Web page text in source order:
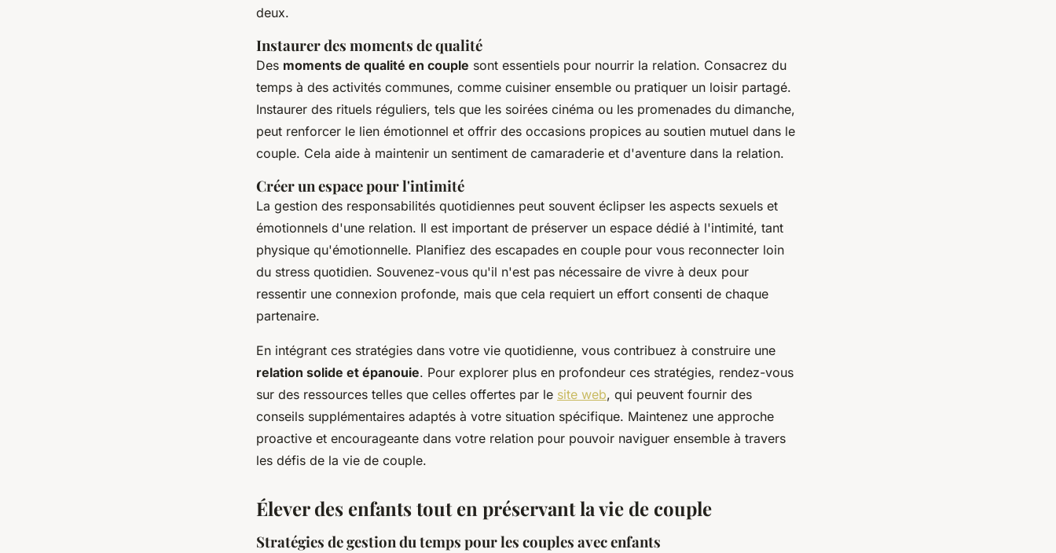
deux.
Instaurer des moments de qualité
Des moments de qualité en couple sont essentiels pour nourrir la relation. Consacrez du
temps à des activités communes, comme cuisiner ensemble ou pratiquer un loisir partagé.
Instaurer des rituels réguliers, tels que les soirées cinéma ou les promenades du dimanche,
peut renforcer le lien émotionnel et offrir des occasions propices au soutien mutuel dans le
couple. Cela aide à maintenir un sentiment de camaraderie et d'aventure dans la relation.
Créer un espace pour l'intimité
La gestion des responsabilités quotidiennes peut souvent éclipser les aspects sexuels et
émotionnels d'une relation. Il est important de préserver un espace dédié à l'intimité, tant
physique qu'émotionnelle. Planifiez des escapades en couple pour vous reconnecter loin
du stress quotidien. Souvenez-vous qu'il n'est pas nécessaire de vivre à deux pour
ressentir une connexion profonde, mais que cela requiert un effort consenti de chaque
partenaire.
En intégrant ces stratégies dans votre vie quotidienne, vous contribuez à construire une
relation solide et épanouie. Pour explorer plus en profondeur ces stratégies, rendez-vous
sur des ressources telles que celles offertes par le site web, qui peuvent fournir des
conseils supplémentaires adaptés à votre situation spécifique. Maintenez une approche
proactive et encourageante dans votre relation pour pouvoir naviguer ensemble à travers
les défis de la vie de couple.
Élever des enfants tout en préservant la vie de couple
Stratégies de gestion du temps pour les couples avec enfants